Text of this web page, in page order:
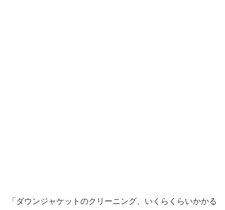
「ダウンジャケットのクリーニング、いくらくらいかかる